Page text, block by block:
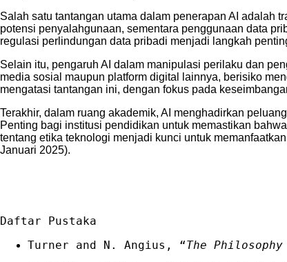
Salah satu tantangan utama dalam penerapan AI adalah
potensi penyalahgunaan, sementara penggunaan data
regulasi perlindungan data pribadi menjadi langkah
Selain itu, pengaruh AI dalam manipulasi perilaku dan
media sosial maupun platform digital lainnya, berisiko
mengatasi tantangan ini, dengan fokus pada
Terakhir, dalam ruang akademik, AI menghadirkan
Penting bagi institusi pendidikan untuk memastikan
tentang etika teknologi menjadi kunci untuk
Januari 2025).
Daftar Pustaka
Turner and N. Angius, “The